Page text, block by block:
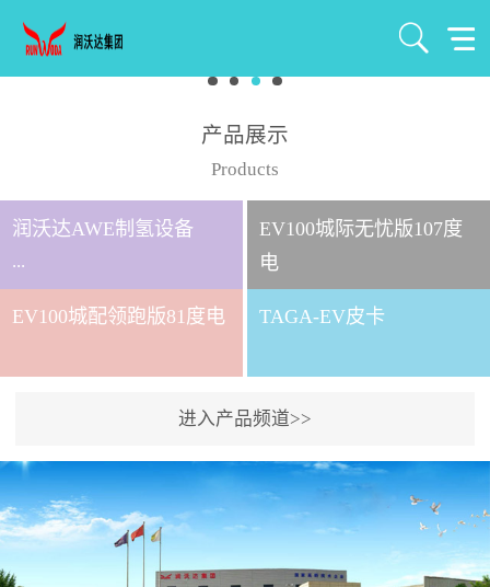
产品展示
Products
润沃达AWE制氢设备
...
司成立于2021年7月，注册
资金1000万元，是北京润
司。 公司主要从事氢气
制、储、加、用的相关技
术、产品的研发、销售及
道路货物运输业务。设备
EV100城际无忧版107度
电
EV100城配领跑版81度电 TAGA-EV皮卡
进入产品频道>>